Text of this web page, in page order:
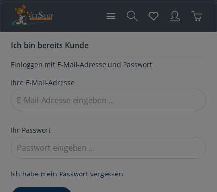
springen
Ich bin bereits Kunde
Einloggen mit E-Mail-Adresse und Passwort
Ihre E-Mail-Adresse
Ihr Passwort
Ich habe mein Passwort vergessen.